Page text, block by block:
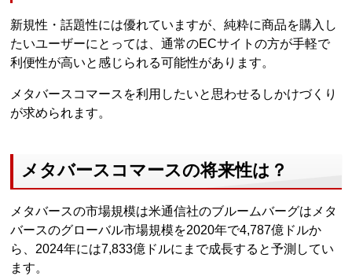
新規性・話題性には優れていますが、純粋に商品を購入し
たいユーザーにとっては、通常のECサイトの方が手軽で
利便性が高いと感じられる可能性があります。
メタバースコマースを利用したいと思わせるしかけづくり
が求められます。
メタバースコマースの将来性は？
メタバースの市場規模は米通信社のブルームバーグはメタ
バースのグローバル市場規模を2020年で4,787億ドルか
ら、2024年には7,833億ドルにまで成長すると予測してい
ます。